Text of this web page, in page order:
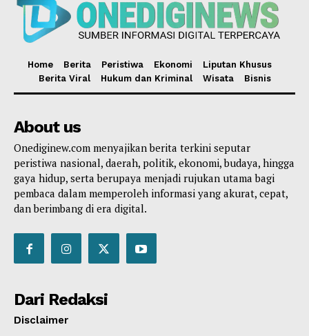
Home Berita Peristiwa Ekonomi
Liputan Khusus
Berita Viral
Hukum dan Kriminal Wisata Bisnis
About us
Onediginew.com menyajikan berita terkini seputar
peristiwa nasional, daerah, politik, ekonomi, budaya, hingga
gaya hidup, serta berupaya menjadi rujukan utama bagi
pembaca dalam memperoleh informasi yang akurat, cepat,
dan berimbang di era digital.
Dari Redaksi
Disclaimer